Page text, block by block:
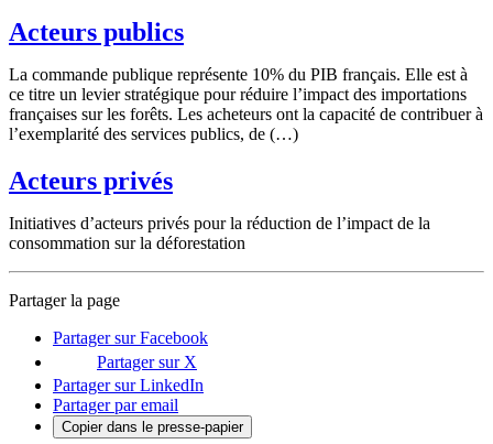
Acteurs publics
La commande publique représente 10% du PIB français. Elle est à
ce titre un levier stratégique pour réduire l’impact des importations
françaises sur les forêts. Les acheteurs ont la capacité de contribuer à
l’exemplarité des services publics, de (…)
Acteurs privés
Initiatives d’acteurs privés pour la réduction de l’impact de la
consommation sur la déforestation
Partager la page
Partager sur Facebook
Partager sur X
Partager sur LinkedIn
Partager par email
Copier dans le presse-papier